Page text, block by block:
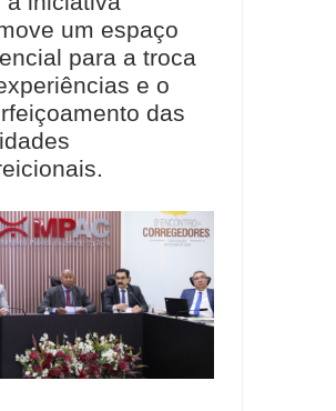
um espaço
para a troca
e o
das